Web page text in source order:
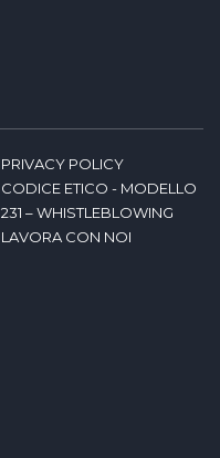
PRIVACY POLICY
CODICE ETICO - MODELLO
231 – WHISTLEBLOWING
LAVORA CON NOI